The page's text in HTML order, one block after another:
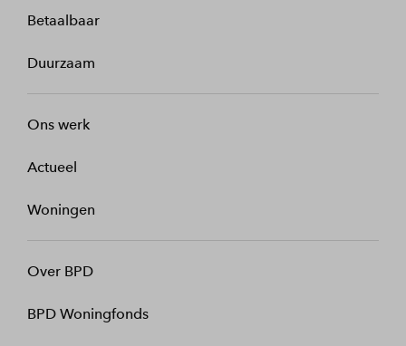
Betaalbaar
Duurzaam
Ons werk
Actueel
Woningen
Over BPD
BPD Woningfonds